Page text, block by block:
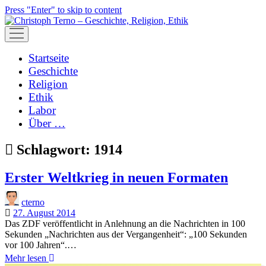
Press "Enter" to skip to content
open
menu
Startseite
Geschichte
Religion
Ethik
Labor
Über …
Schlagwort: 1914
Erster Weltkrieg in neuen Formaten
cterno
27. August 2014
Das ZDF veröffentlicht in Anlehnung an die Nachrichten in 100
Sekunden „Nachrichten aus der Vergangenheit“: „100 Sekunden
vor 100 Jahren“.…
Mehr lesen Erster